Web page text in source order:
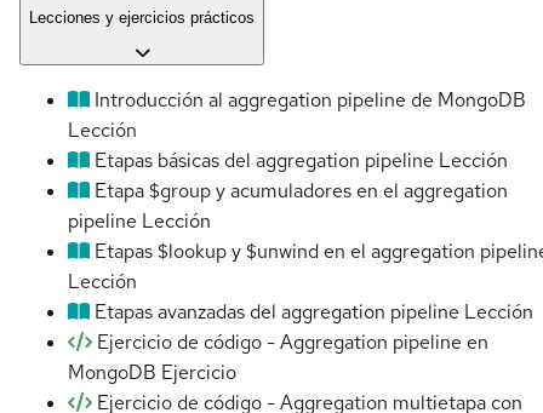
Lecciones y ejercicios prácticos
Introducción al aggregation pipeline de MongoDB
Lección
Etapas básicas del aggregation pipeline Lección
Etapa $group y acumuladores en el aggregation
pipeline Lección
Etapas $lookup y $unwind en el aggregation
Lección
Etapas avanzadas del aggregation pipeline Lección
Ejercicio de código - Aggregation pipeline en
MongoDB Ejercicio
Ejercicio de código - Aggregation multietapa con